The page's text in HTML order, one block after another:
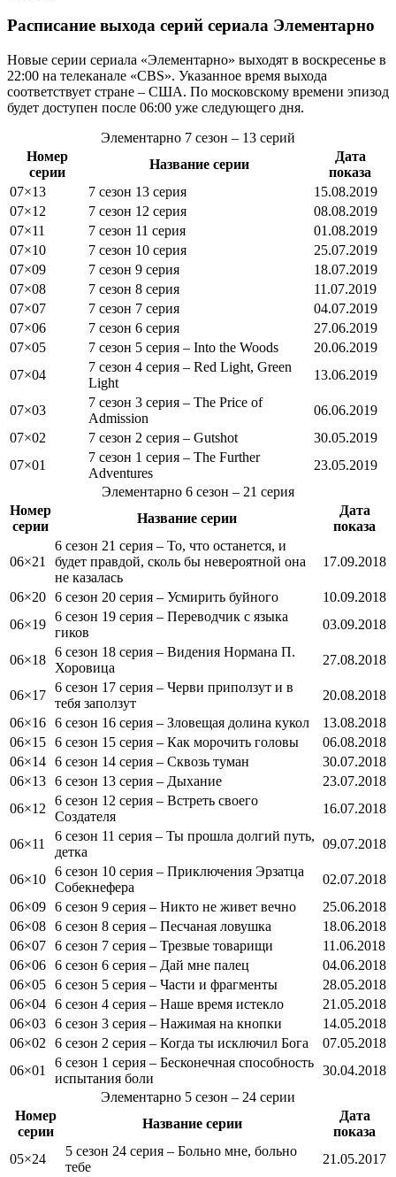
Расписание выхода серий сериала Элементарно
Новые серии сериала «Элементарно» выходят в воскресенье в
22:00 на телеканале «CBS». Указанное время выхода
соответствует стране – США. По московскому времени эпизод
будет доступен после 06:00 уже следующего дня.
Элементарно 7 сезон – 13 серий
Номер
серии
Название серии
Дата
показа
07×13
7 сезон 13 серия
15.08.2019
07×12
7 сезон 12 серия
08.08.2019
07×11
7 сезон 11 серия
01.08.2019
07×10
7 сезон 10 серия
25.07.2019
07×09
7 сезон 9 серия
18.07.2019
07×08
7 сезон 8 серия
11.07.2019
07×07
7 сезон 7 серия
04.07.2019
07×06
7 сезон 6 серия
27.06.2019
07×05
7 сезон 5 серия – Into the Woods
20.06.2019
07×04
7 сезон 4 серия – Red Light, Green
Light
13.06.2019
07×03
7 сезон 3 серия – The Price of
Admission
06.06.2019
07×02
7 сезон 2 серия – Gutshot
30.05.2019
07×01
7 сезон 1 серия – The Further
Adventures
23.05.2019
Элементарно 6 сезон – 21 серия
Номер
серии
Название серии
Дата
показа
06×21
6 сезон 21 серия – То, что останется, и
будет правдой, сколь бы невероятной она
не казалась
17.09.2018
06×20 6 сезон 20 серия – Усмирить буйного
10.09.2018
06×19
6 сезон 19 серия – Переводчик с языка
гиков
03.09.2018
06×18
6 сезон 18 серия – Видения Нормана П.
Хоровица
27.08.2018
06×17
6 сезон 17 серия – Черви приползут и в
тебя заползут
20.08.2018
06×16 6 сезон 16 серия – Зловещая долина кукол
13.08.2018
06×15 6 сезон 15 серия – Как морочить головы
06.08.2018
06×14 6 сезон 14 серия – Сквозь туман
30.07.2018
06×13 6 сезон 13 серия – Дыхание
23.07.2018
06×12
6 сезон 12 серия – Встреть своего
Создателя
16.07.2018
06×11
6 сезон 11 серия – Ты прошла долгий путь,
детка
09.07.2018
06×10
6 сезон 10 серия – Приключения Эрзатца
Собекнефера
02.07.2018
06×09 6 сезон 9 серия – Никто не живет вечно
25.06.2018
06×08 6 сезон 8 серия – Песчаная ловушка
18.06.2018
06×07 6 сезон 7 серия – Трезвые товарищи
11.06.2018
06×06 6 сезон 6 серия – Дай мне палец
04.06.2018
06×05 6 сезон 5 серия – Части и фрагменты
28.05.2018
06×04 6 сезон 4 серия – Наше время истекло
21.05.2018
06×03 6 сезон 3 серия – Нажимая на кнопки
14.05.2018
06×02
6 сезон 2 серия – Когда ты исключил Бога
07.05.2018
06×01
6 сезон 1 серия – Бесконечная способность
испытания боли
30.04.2018
Элементарно 5 сезон – 24 серии
Номер
серии
Название серии
Дата
показа
05×24
5 сезон 24 серия – Больно мне, больно
тебе
21.05.2017